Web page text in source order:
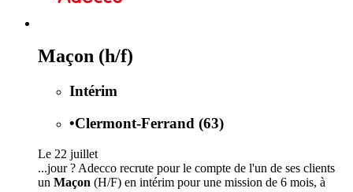
Maçon (h/f)
Intérim
•Clermont-Ferrand (63)
Le 22 juillet
...jour ? Adecco recrute pour le compte de l'un de ses clients
un Maçon (H/F) en intérim pour une mission de 6 mois, à